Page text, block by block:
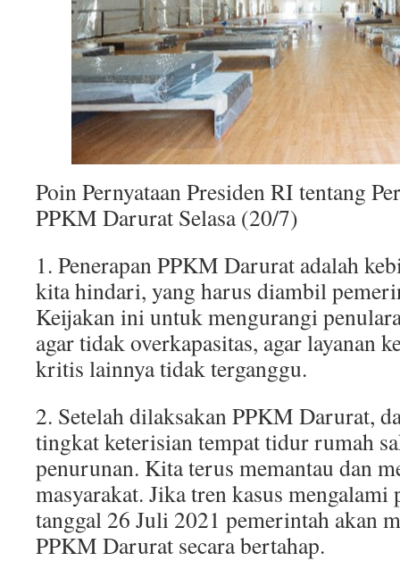
Poin Pernyataan Presiden RI tentang
PPKM Darurat Selasa (20/7)
1. Penerapan PPKM Darurat adalah
kita hindari, yang harus diambil
Keijakan ini untuk mengurangi
agar tidak overkapasitas, agar layanan
kritis lainnya tidak terganggu.
2. Setelah dilaksakan PPKM Darurat,
tingkat keterisian tempat tidur rumah
penurunan. Kita terus memantau dan
masyarakat. Jika tren kasus mengalami
tanggal 26 Juli 2021 pemerintah akan
PPKM Darurat secara bertahap.